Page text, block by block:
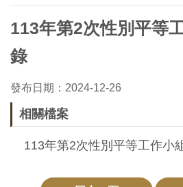
認
識
臺
博
參
113年第2次性別平等
錄
發布日期：2024-12-26
相關檔案
113年第2次性別平等工作小